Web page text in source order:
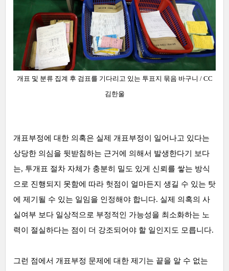
개표 및 분류 집계 후 검표를 기다리고 있는 투표지 묶음 바구니 / CC
김한울
개표부정에 대한 의혹은 실제 개표부정이 일어나고 있다는
상당한 의심을 뒷받침하는 근거에 의해서 발생한다기 보다
는, 투개표 절차 자체가 충분히 밀도 있게 신뢰를 쌓는 방식
으로 진행되지 못함에 따라 헛점이 얼마든지 생길 수 있는 탓
에 제기될 수 있는 일임을 인정해야 합니다. 실제 의혹의 사
실여부 보다 일상적으로 부정적인 가능성을 최소화하는 노
력이 절실하다는 점이 더 강조되어야 할 일인지도 모릅니다.
그런 점에서 개표부정 문제에 대한 제기는 끝을 알 수 없는